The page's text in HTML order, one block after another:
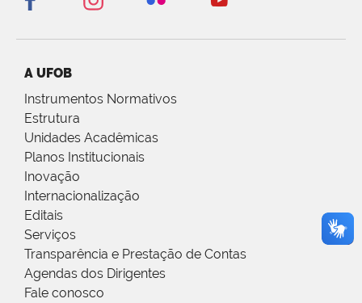
A UFOB
Instrumentos Normativos
Estrutura
Unidades Acadêmicas
Planos Institucionais
Inovação
Internacionalização
Editais
Serviços
Transparência e Prestação de Contas
Agendas dos Dirigentes
Fale conosco